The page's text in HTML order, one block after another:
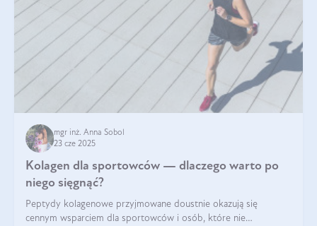
mgr inż. Anna Sobol
23 cze 2025
Kolagen dla sportowców — dlaczego warto po
niego sięgnąć?
Peptydy kolagenowe przyjmowane doustnie okazują się
cennym wsparciem dla sportowców i osób, które nie